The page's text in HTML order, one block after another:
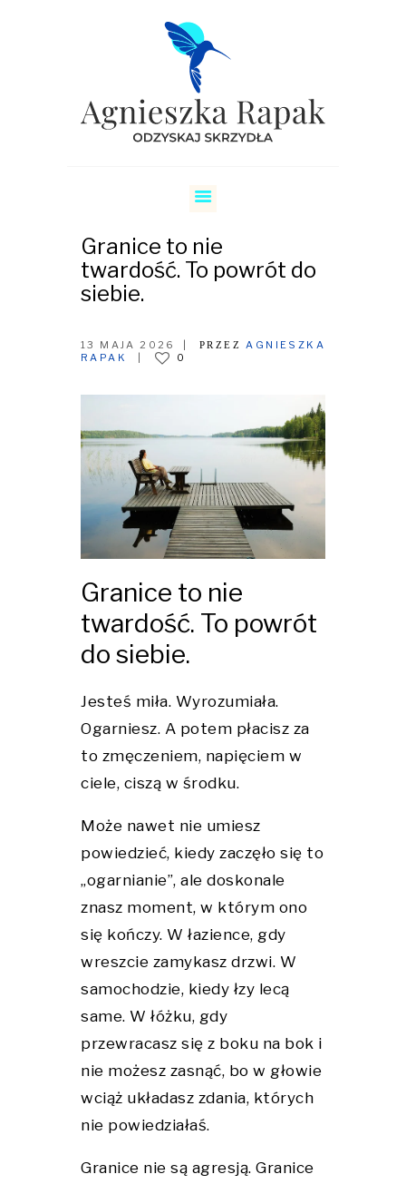
COACHING RELACJI
O MNIE
CENNIK
BLOG
Granice to nie
twardość. To powrót do
siebie.
13 MAJA 2026 PRZEZ
AGNIESZKA
RAPAK
0
Granice to nie
twardość. To powrót
do siebie.
Jesteś miła. Wyrozumiała.
Ogarniesz. A potem płacisz za
to zmęczeniem, napięciem w
ciele, ciszą w środku.
Może nawet nie umiesz
powiedzieć, kiedy zaczęło się to
„ogarnianie”, ale doskonale
znasz moment, w którym ono
się kończy. W łazience, gdy
wreszcie zamykasz drzwi. W
samochodzie, kiedy łzy lecą
same. W łóżku, gdy
przewracasz się z boku na bok i
nie możesz zasnąć, bo w głowie
wciąż układasz zdania, których
nie powiedziałaś.
Granice nie są agresją. Granice